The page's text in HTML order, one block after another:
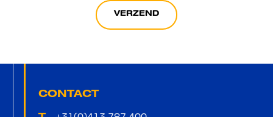
VERZEND
CONTACT